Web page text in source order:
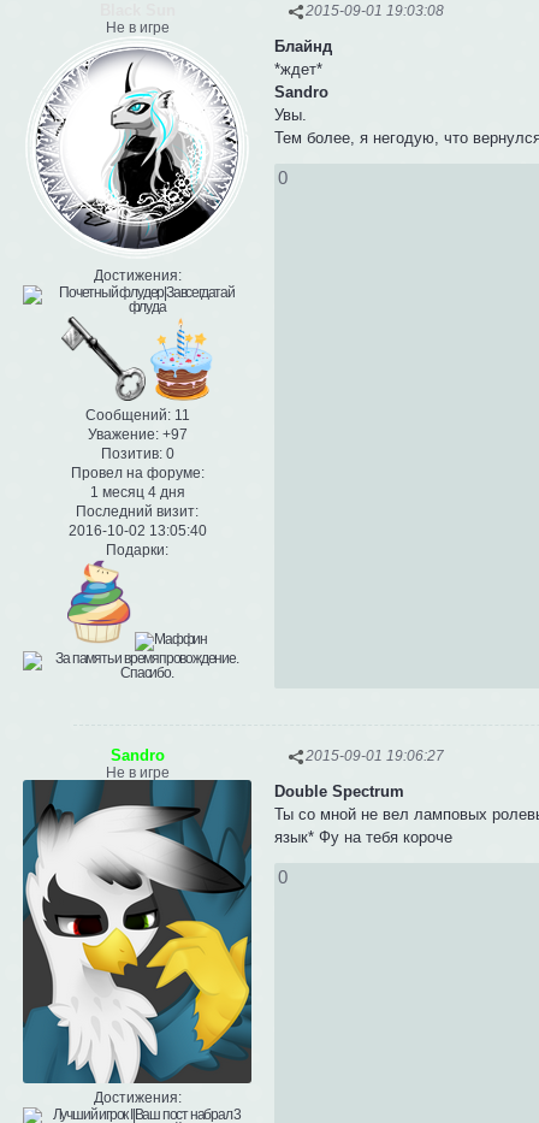
2015-09-01 19:03:08
Не в игре
Достижения:
Сообщений:11
Уважение: +97
Позитив: 0
Провел на форуме:
1 месяц 4 дня
Последний визит:
2016-10-02 13:05:40
Подарки:
Блайнд
*ждет*
Sandro
Увы.
Тем более, я негодую, что
0
2015-09-01 19:06:27
Sandro
Не в игре
Достижения:
Double Spectrum
Ты со мной не вел ламповых
язык* Фу на тебя короче
0